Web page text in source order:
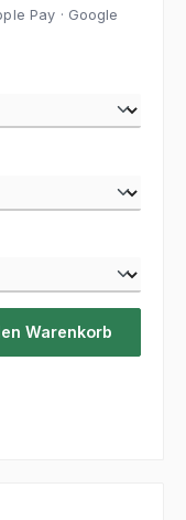
Pay · Google
Warenkorb